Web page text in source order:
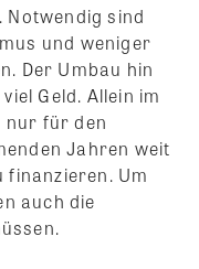
sind
und weniger
Der Umbau hin
Geld. Allein im
nur für den
Jahren weit
finanzieren. Um
auch die